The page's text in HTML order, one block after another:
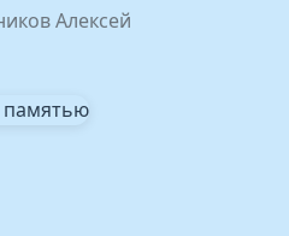
Алексей